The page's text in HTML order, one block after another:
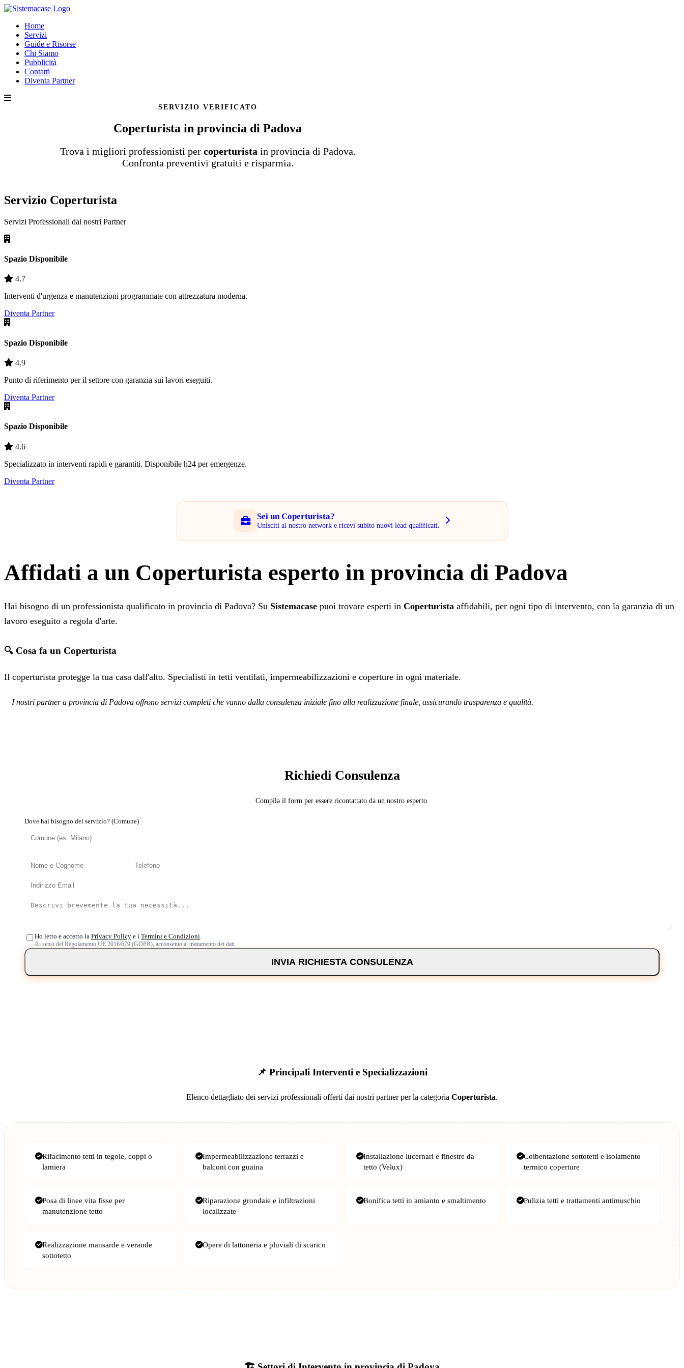
Home
Servizi
Guide e Risorse
Chi Siamo
Pubblicità
Contatti
Diventa Partner
SERVIZIO VERIFICATO
Coperturista in provincia di Padova
Trova i migliori professionisti per coperturista in provincia di Padova.
Confronta preventivi gratuiti e risparmia.
Servizio Coperturista
Servizi Professionali dai nostri Partner
Spazio Disponibile
4.7
Interventi d'urgenza e manutenzioni programmate con attrezzatura moderna.
Diventa Partner
Spazio Disponibile
4.9
Punto di riferimento per il settore con garanzia sui lavori eseguiti.
Diventa Partner
Spazio Disponibile
4.6
Specializzato in interventi rapidi e garantiti. Disponibile h24 per emergenze.
Diventa Partner
Sei un Coperturista?
Unisciti al nostro network e ricevi subito nuovi lead qualificati.
Affidati a un Coperturista esperto in provincia di Padova
Hai bisogno di un professionista qualificato in provincia di Padova? Su Sistemacase puoi trovare esperti in Coperturista affidabili, per ogni tipo di intervento, con la garanzia di un
lavoro eseguito a regola d'arte.
🔍 Cosa fa un Coperturista
Il coperturista protegge la tua casa dall'alto. Specialisti in tetti ventilati, impermeabilizzazioni e coperture in ogni materiale.
I nostri partner a provincia di Padova offrono servizi completi che vanno dalla consulenza iniziale fino alla realizzazione finale, assicurando trasparenza e qualità.
Richiedi Consulenza
Compila il form per essere ricontattato da un nostro esperto.
Dove hai bisogno del servizio? (Comune)
Ho letto e accetto la Privacy Policy e i Termini e Condizioni
Ai sensi del Regolamento UE 2016/679 (GDPR), acconsento al trattamento dei dati.
INVIA RICHIESTA CONSULENZA
📌 Principali Interventi e Specializzazioni
Elenco dettagliato dei servizi professionali offerti dai nostri partner per la categoria Coperturista.
Rifacimento tetti in tegole, coppi o
lamiera
Impermeabilizzazione terrazzi e
balconi con guaina
Installazione lucernari e finestre da
tetto (Velux)
Coibentazione sottotetti e isolamento
termico coperture
Posa di linee vita fisse per
manutenzione tetto
Riparazione grondaie e infiltrazioni
localizzate
Bonifica tetti in amianto e smaltimento Pulizia tetti e trattamenti antimuschio
Realizzazione mansarde e verande
sottotetto
Opere di lattoneria e pluviali di scarico